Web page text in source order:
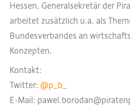
Hessen, Generalsekretär der
arbeitet zusätzlich u.a. als
Bundesverbandes an
Konzepten.
Kontakt:
Twitter: @p_b_
E-Mail: